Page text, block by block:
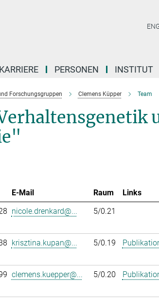
KARRIERE PERSONEN INSTITUT
Forschungsgruppen Clemens Küpper Team
E-Mail Raum
Links
nicole.drenkard@... 5/0.21
krisztina.kupan@... 5/0.19
clemens.kuepper@... 5/0.20